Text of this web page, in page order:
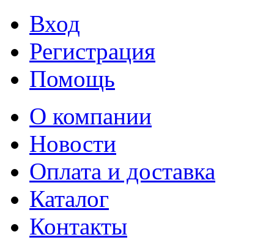
Вход
Регистрация
Помощь
О компании
Новости
Оплата и доставка
Каталог
Контакты